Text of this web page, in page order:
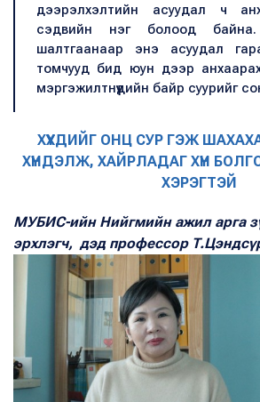
дээрэлхэлтийн асуудал ч
сэдвийн нэг болоод
шалтгаанаар энэ асуудал
томчууд бид юун дээр
мэргэжилтнүүдийн байр суурийг
ХҮҮХДИЙГ ОНЦ СУР ГЭЖ
ХҮНДЭЛЖ, ХАЙРЛАДАГ ХҮН
ХЭРЭГТЭЙ
МУБИС-ийн Нийгмийн ажил арга
эрхлэгч, дэд профессор